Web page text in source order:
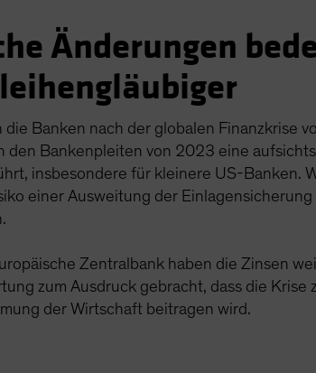
Änderungen
Banken nach der globalen Finanzkrise
den Bankenpleiten von 2023 eine
insbesondere für kleinere US-Banken.
einer Ausweitung der
Zentralbank haben die Zinsen
zum Ausdruck gebracht, dass die
der Wirtschaft beitragen wird.